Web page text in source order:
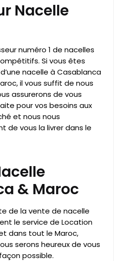
Nacelle
numéro 1 de nacelles
Si vous êtes
nacelle à Casablanca
il vous suffit de nous
assurerons de vous
pour vos besoins aux
et nous nous
de vous la livrer dans le
& Maroc
de la vente de nacelle
le service de Location
dans tout le Maroc,
serons heureux de vous
possible.